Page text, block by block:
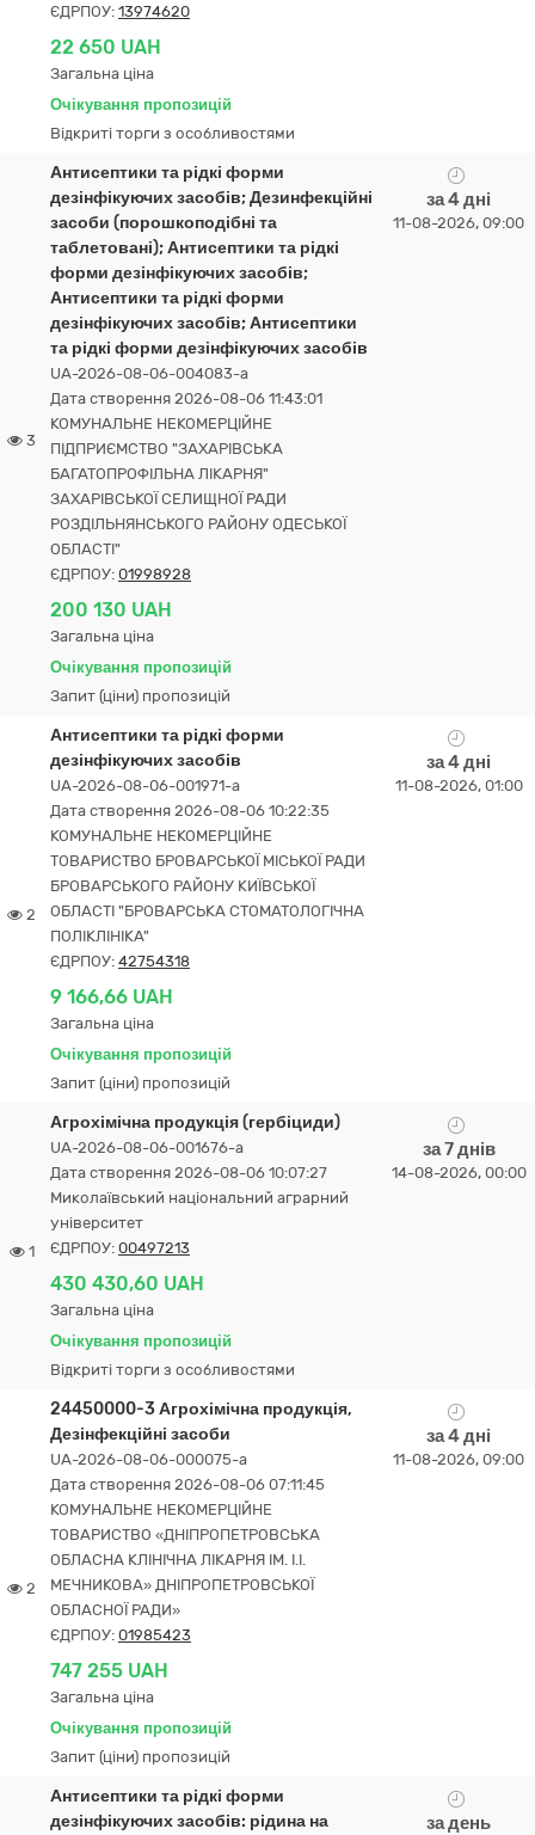
ЄДРПОУ: 13974620
22 650 UAH
Загальна ціна
Очікування пропозицій
Відкриті торги з особливостями
3
Антисептики та рідкі форми
дезінфікуючих засобів; Дезинфекційні
засоби (порошкоподібні та
таблетовані); Антисептики та рідкі
форми дезінфікуючих засобів;
Антисептики та рідкі форми
дезінфікуючих засобів; Антисептики
та рідкі форми дезінфікуючих засобів
UA-2026-08-06-004083-a
Дата створення 2026-08-06 11:43:01
КОМУНАЛЬНЕ НЕКОМЕРЦІЙНЕ
ПІДПРИЄМСТВО "ЗАХАРІВСЬКА
БАГАТОПРОФІЛЬНА ЛІКАРНЯ"
ЗАХАРІВСЬКОЇ СЕЛИЩНОЇ РАДИ
РОЗДІЛЬНЯНСЬКОГО РАЙОНУ ОДЕСЬКОЇ
ОБЛАСТІ"
ЄДРПОУ: 01998928
200 130 UAH
Загальна ціна
Очікування пропозицій
Запит (ціни) пропозицій
за 4 дні
11-08-2026, 09:00
2
Антисептики та рідкі форми
дезінфікуючих засобів
UA-2026-08-06-001971-a
Дата створення 2026-08-06 10:22:35
КОМУНАЛЬНЕ НЕКОМЕРЦІЙНЕ
ТОВАРИСТВО БРОВАРСЬКОЇ МІСЬКОЇ РАДИ
БРОВАРСЬКОГО РАЙОНУ КИЇВСЬКОЇ
ОБЛАСТІ "БРОВАРСЬКА СТОМАТОЛОГІЧНА
ПОЛІКЛІНІКА"
ЄДРПОУ: 42754318
9 166,66 UAH
Загальна ціна
Очікування пропозицій
Запит (ціни) пропозицій
за 4 дні
11-08-2026, 01:00
1
Агрохімічна продукція (гербіциди)
UA-2026-08-06-001676-a
Дата створення 2026-08-06 10:07:27
Миколаївський національний аграрний
університет
ЄДРПОУ: 00497213
430 430,60 UAH
Загальна ціна
Очікування пропозицій
Відкриті торги з особливостями
за 7 днів
14-08-2026, 00:00
2
24450000-3 Агрохімічна продукція,
Дезінфекційні засоби
UA-2026-08-06-000075-a
Дата створення 2026-08-06 07:11:45
КОМУНАЛЬНЕ НЕКОМЕРЦІЙНЕ
ТОВАРИСТВО «ДНІПРОПЕТРОВСЬКА
ОБЛАСНА КЛІНІЧНА ЛІКАРНЯ ІМ. І.І.
МЕЧНИКОВА» ДНІПРОПЕТРОВСЬКОЇ
ОБЛАСНОЇ РАДИ»
ЄДРПОУ: 01985423
747 255 UAH
Загальна ціна
Очікування пропозицій
Запит (ціни) пропозицій
за 4 дні
11-08-2026, 09:00
Антисептики та рідкі форми
дезінфікуючих засобів: рідина на
за день